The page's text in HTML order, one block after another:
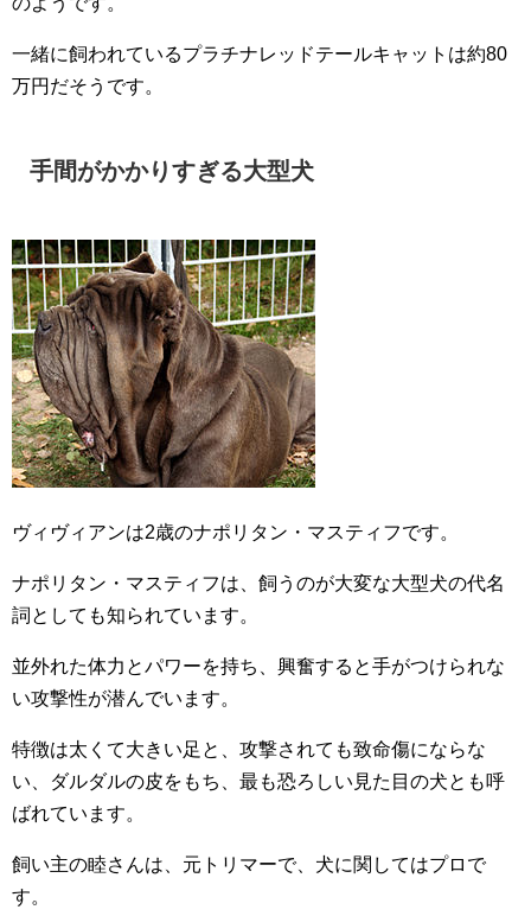
一緒に飼われているプラチナレッドテールキャットは約80
万円だそうです。
手間がかかりすぎる大型犬
ヴィヴィアンは2歳のナポリタン・マスティフです。
ナポリタン・マスティフは、飼うのが大変な大型犬の代名
詞としても知られています。
並外れた体力とパワーを持ち、興奮すると手がつけられな
い攻撃性が潜んでいます。
特徴は太くて大きい足と、攻撃されても致命傷にならな
い、ダルダルの皮をもち、最も恐ろしい見た目の犬とも呼
ばれています。
飼い主の睦さんは、元トリマーで、犬に関してはプロで
す。